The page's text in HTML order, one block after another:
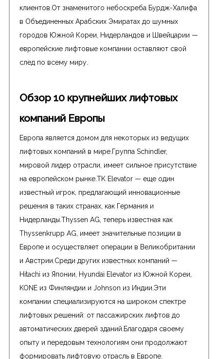
клиентов.От знаменитого небоскреба Бурдж-Халифа
в Объединенных Арабских Эмиратах до шумных
городов Южной Кореи, Нидерландов и Швейцарии —
европейские лифтовые компании оставляют свой
след по всему миру.
Обзор 10 крупнейших лифтовых
компаний Европы
Европа является домом для некоторых из ведущих
лифтовых компаний в мире.Группа Schindler,
мировой лидер отрасли, имеет сильное присутствие
на европейском рынке.TK Elevator — еще один
известный игрок, предлагающий инновационные
решения в таких странах, как Германия и
Нидерланды.Thyssen AG, теперь известная как
Thyssenkrupp AG, имеет значительные позиции в
Европе и осуществляет операции в Великобритании
и Австрии.Среди других известных компаний —
Hitachi из Японии, Hyundai Elevator из Южной Кореи,
KONE из Финляндии и Johnson из Индии.Эти
компании специализируются на широком спектре
лифтовых решений: от пассажирских лифтов до
автоматических дверей зданий.Благодаря своему
опыту и передовым технологиям они продолжают
формировать лифтовую отрасль в Европе.